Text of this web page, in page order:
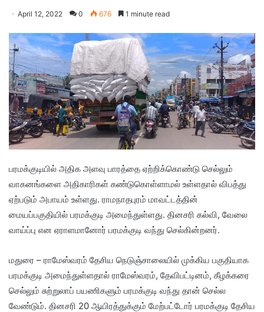
April 12, 2022 0 676 1 minute read
பரமக்குடியில் அதிக அளவு பாரத்தை ஏற்றிக்கொண்டு செல்லும்
வாகனங்களை அதிகாரிகள் கண்டுகொள்ளாமல் உள்ளதால் விபத்து
ஏற்படும் அபாயம் உள்ளது. ராமநாதபுரம் மாவட்டத்தின்
மையப்பகுதியில் பரமக்குடி அமைந்துள்ளது. தினசரி கல்வி, வேலை
வாய்ப்பு என ஏராளமானோர் பரமக்குடி வந்து செல்கின்றனர்.
மதுரை – ராமேஸ்வரம் தேசிய நெடுஞ்சாலையில் முக்கிய பகுதியாக
பரமக்குடி அமைந்துள்ளதால் ராமேஸ்வரம், தேவிபட்டினம், கீழக்கரை
செல்லும் சுற்றுலாப் பயணிகளும் பரமக்குடி வந்து தான் செல்ல
வேண்டும். தினசரி 20 ஆயிரத்துக்கும் மேற்பட்டோர் பரமக்குடி தேசிய